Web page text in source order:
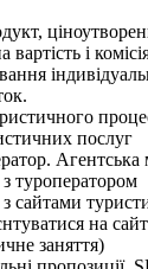
вартість і
послуг
Агентська
туроператором
сайтами
на
заняття)